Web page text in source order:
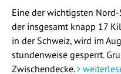
Eine der wichtigsten
der insgesamt knapp 17
in der Schweiz, wird im
stundenweise gesperrt.
Zwischendecke.